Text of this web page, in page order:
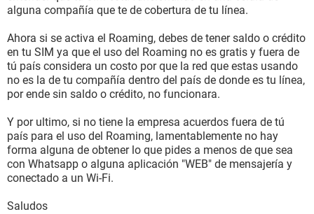
alguna compañía que te de cobertura de tu línea.
Ahora si se activa el Roaming, debes de tener saldo o crédito
en tu SIM ya que el uso del Roaming no es gratis y fuera de
tú país considera un costo por que la red que estas usando
no es la de tu compañía dentro del país de donde es tu línea,
por ende sin saldo o crédito, no funcionara.
Y por ultimo, si no tiene la empresa acuerdos fuera de tú
país para el uso del Roaming, lamentablemente no hay
forma alguna de obtener lo que pides a menos de que sea
con Whatsapp o alguna aplicación "WEB" de mensajería y
conectado a un Wi-Fi.
Saludos